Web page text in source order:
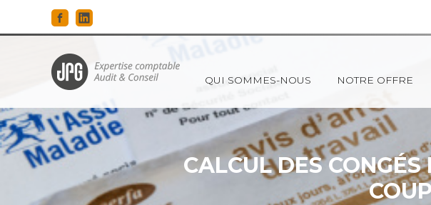
au
contenu
Principal
QUI SOMMES-NOUS NOTRE OFFRE
CALCUL DES